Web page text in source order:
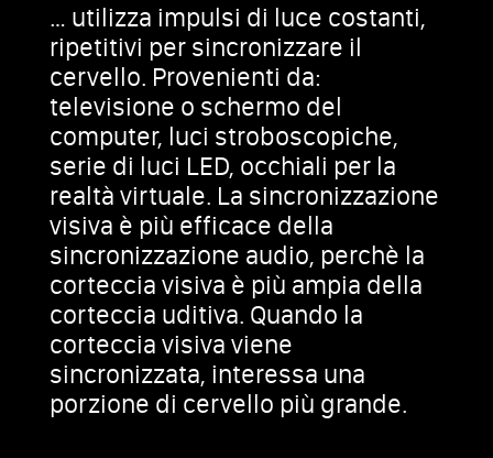
… utilizza impulsi di luce costanti,
ripetitivi per sincronizzare il
cervello. Provenienti da:
televisione o schermo del
computer, luci stroboscopiche,
serie di luci LED, occhiali per la
realtà virtuale. La sincronizzazione
visiva è più efficace della
sincronizzazione audio, perchè la
corteccia visiva è più ampia della
corteccia uditiva. Quando la
corteccia visiva viene
sincronizzata, interessa una
porzione di cervello più grande.